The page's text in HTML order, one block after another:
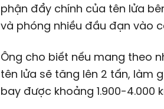
phận đẩy chính của tên lửa
và phóng nhiều đầu đạn vào
Ông cho biết nếu mang theo
tên lửa sẽ tăng lên 2 tấn, làm
bay được khoảng 1.900-4.000